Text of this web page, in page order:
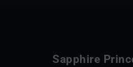
Sapphire